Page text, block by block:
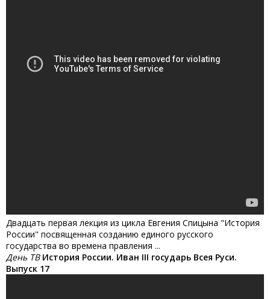
Двадцать первая лекция из цикла Евгения Спицына "История
России" посвященная созданию единого русского
государства во времена правления ...
День ТВ История России. Иван III государь Всея Руси.
Выпуск 17